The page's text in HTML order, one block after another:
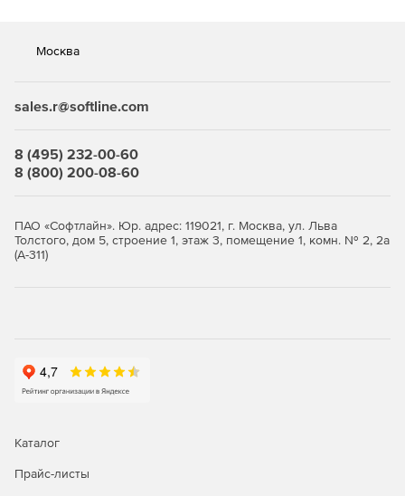
Москва
sales.r@softline.com
8 (495) 232-00-60
8 (800) 200-08-60
ПАО «Софтлайн». Юр. адрес: 119021, г. Москва, ул. Льва
Толстого, дом 5, строение 1, этаж 3, помещение 1, комн. № 2, 2а
(А-311)
Каталог
Прайс-листы